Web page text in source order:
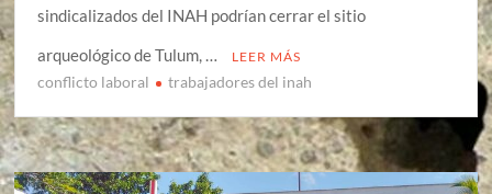
sindicalizados del INAH podrían cerrar el sitio
arqueológico de Tulum, …
LEER MÁS
conflicto laboral trabajadores del inah